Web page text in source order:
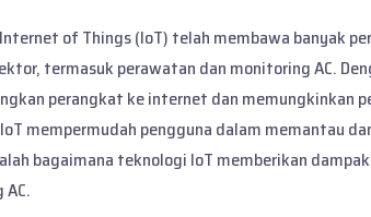
of Things (IoT) telah membawa banyak
termasuk perawatan dan monitoring AC.
perangkat ke internet dan memungkinkan
mempermudah pengguna dalam memantau
bagaimana teknologi IoT memberikan